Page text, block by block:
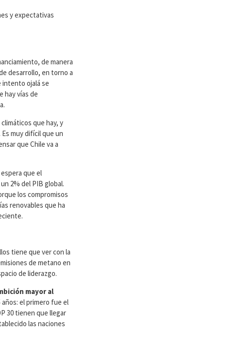
y expectativas
de manera
desarrollo, en torno a
intento ojalá se
hay vías de
que hay, y
muy difícil que un
que Chile va a
que el
2% del PIB global.
los compromisos
renovables que ha
tiene que ver con la
de metano en
de liderazgo.
mayor al
el primero fue el
30 tienen que llegar
las naciones